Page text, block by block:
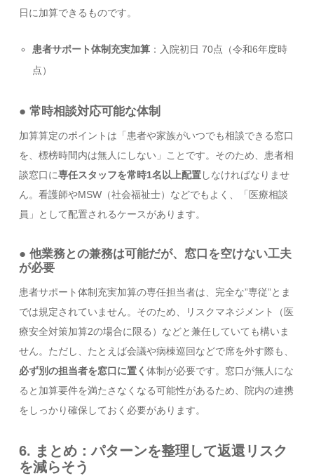
日に加算できるものです。
患者サポート体制充実加算：入院初日 70点（令和6年度時
点）
● 常時相談対応可能な体制
加算算定のポイントは「患者や家族がいつでも相談できる窓口
を、標榜時間内は無人にしない」ことです。そのため、患者相
談窓口に専任スタッフを常時1名以上配置しなければなりませ
ん。看護師やMSW（社会福祉士）などでもよく、「医療相談
員」として配置されるケースがあります。
● 他業務との兼務は可能だが、窓口を空けない工夫
が必要
患者サポート体制充実加算の専任担当者は、完全な”専従”とま
では規定されていません。そのため、リスクマネジメント（医
療安全対策加算2の場合に限る）などと兼任していても構いま
せん。ただし、たとえば会議や病棟巡回などで席を外す際も、
必ず別の担当者を窓口に置く体制が必要です。窓口が無人にな
ると加算要件を満たさなくなる可能性があるため、院内の連携
をしっかり確保しておく必要があります。
6. まとめ：パターンを整理して返還リスク
を減らそう